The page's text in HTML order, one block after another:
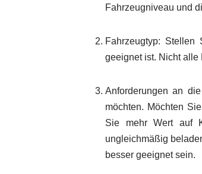
Fahrzeugniveau und
Fahrzeugtyp: Stellen
geeignet ist. Nicht alle
Anforderungen an
möchten. Möchten
Sie mehr Wert auf
ungleichmäßig
besser geeignet sein.